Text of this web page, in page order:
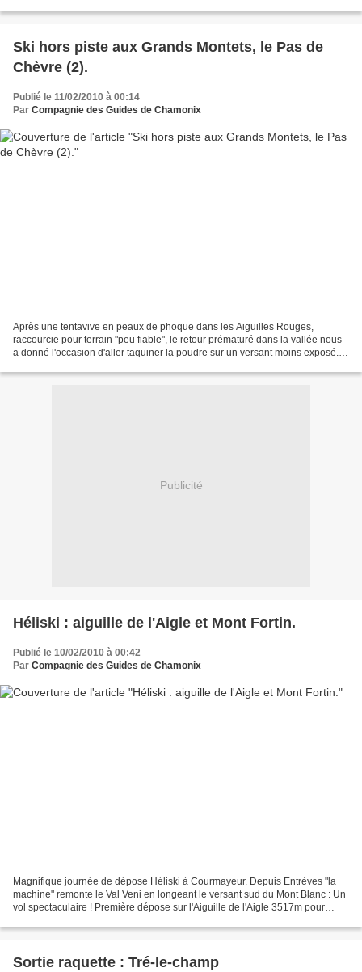
Ski hors piste aux Grands Montets, le Pas de
Chèvre (2).
Publié le 11/02/2010 à 00:14
Par Compagnie des Guides de Chamonix
Après une tentavive en peaux de phoque dans les Aiguilles Rouges,
raccourcie pour terrain "peu fiable", le retour prématuré dans la vallée nous
a donné l'occasion d'aller taquiner la poudre sur un versant moins exposé...
Publicité
Héliski : aiguille de l'Aigle et Mont Fortin.
Publié le 10/02/2010 à 00:42
Par Compagnie des Guides de Chamonix
Magnifique journée de dépose Héliski à Courmayeur. Depuis Entrèves "la
machine" remonte le Val Veni en longeant le versant sud du Mont Blanc : Un
vol spectaculaire ! Première dépose sur l'Aiguille de l'Aigle 3517m pour
Sortie raquette : Tré-le-champ